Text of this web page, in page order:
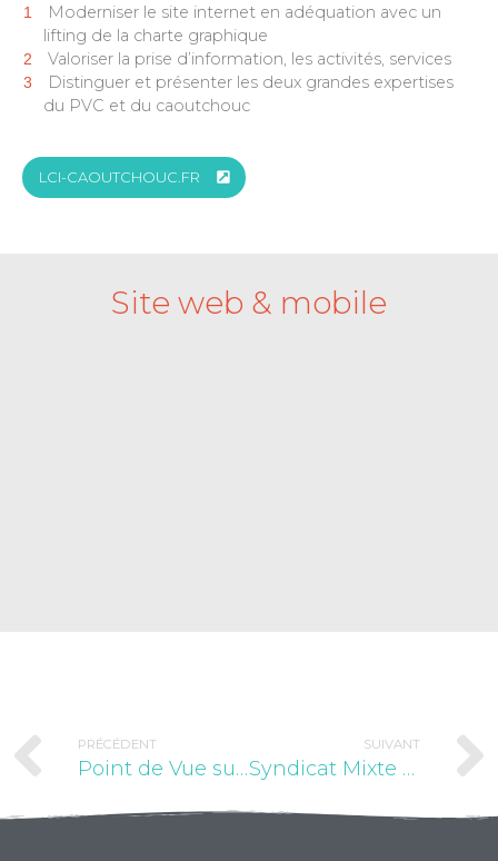
Moderniser le site internet en adéquation avec un
lifting de la charte graphique
Valoriser la prise d’information, les activités, services
Distinguer et présenter les deux grandes expertises
du PVC et du caoutchouc
LCI-CAOUTCHOUC.FR
Site web & mobile
PRÉCÉDENT
Point de Vue sur la Ville
SUIVANT
Syndicat Mixte Nord Dauphiné